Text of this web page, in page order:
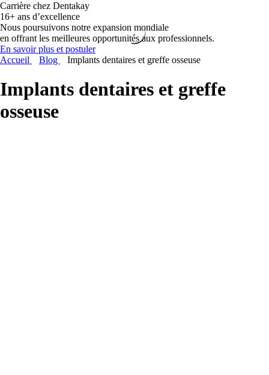
Carrière chez Dentakay
16+ ans d’excellence
Nous poursuivons notre expansion mondiale
en offrant les meilleures opportunités aux professionnels.
En savoir plus et postuler
Accueil
Blog Implants dentaires et greffe osseuse
Implants dentaires et greffe
osseuse